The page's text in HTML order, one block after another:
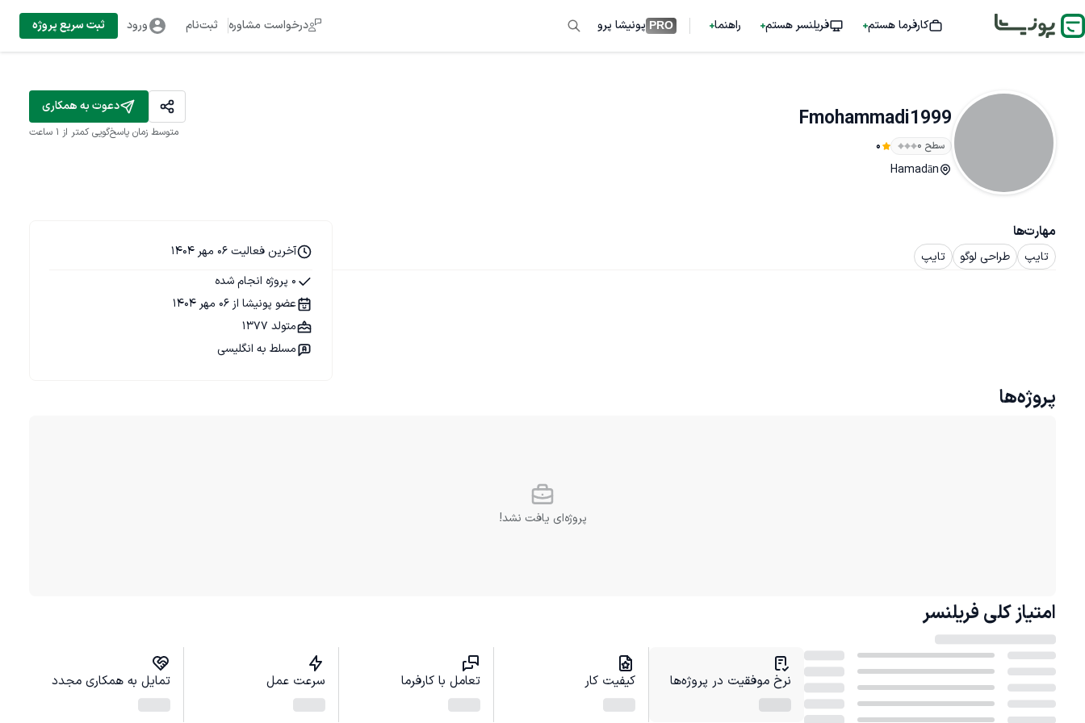
کارفرما هستم فریلنسر هستم راهنما PRO پونیشا پرو درخواست مشاوره ثبت‌نام ورود ثبت سریع پروژه
Fmohammadi1999
سطح ۰ 0
Hamadān
دعوت به همکاری
متوسط زمان پاسخ‌گویی کمتر از 1 ساعت
مهارت‌ها
تایپ طراحی لوگو تایپ
آخرین فعالیت 06 مهر 1404
0 پروژه انجام شده
عضو پونیشا از 06 مهر 1404
متولد 1377
مسلط به انگلیسی
پروژه‌ها
پروژه‌ای یافت نشد!
امتیاز کلی فریلنسر
نرخ موفقیت در پروژه‌ها کیفیت کار تعامل با کارفرما سرعت عمل تمایل به همکاری مجدد